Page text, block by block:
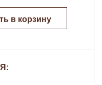
в корзину